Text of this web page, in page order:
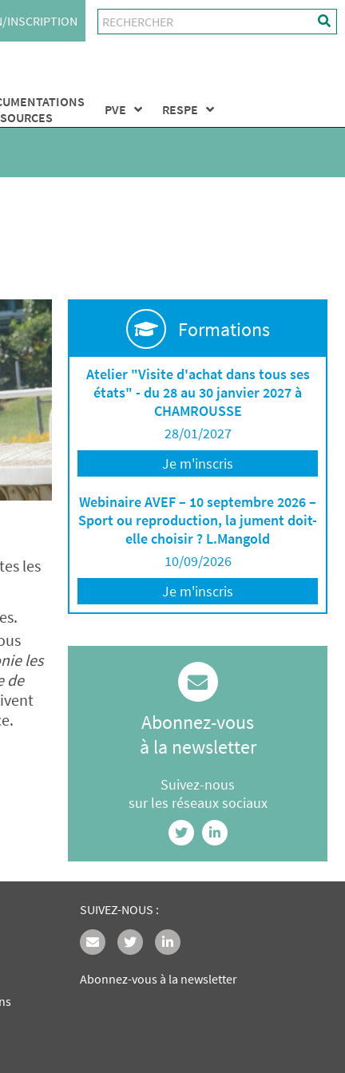
INSCRIPTION
PVE RESPE
les
les
de
Formations
Atelier "Visite d'achat dans tous ses
états" - du 28 au 30 janvier 2027 à
CHAMROUSSE
28/01/2027
Je m'inscris
Webinaire AVEF – 10 septembre 2026 –
Sport ou reproduction, la jument doit-
elle choisir ? L.Mangold
10/09/2026
Je m'inscris
Abonnez-vous
à la newsletter
Suivez-nous
sur les réseaux sociaux
SUIVEZ-NOUS :
Abonnez-vous à la newsletter